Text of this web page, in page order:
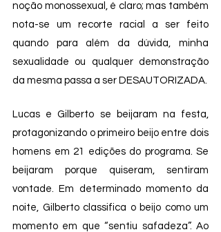
noção monossexual, é claro; mas também
nota-se um recorte racial a ser feito
quando para além da dúvida, minha
sexualidade ou qualquer demonstração
Lucas e Gilberto se beijaram na festa,
protagonizando o primeiro beijo entre dois
homens em 21 edições do programa. Se
beijaram porque quiseram, sentiram
vontade. Em determinado momento da
noite, Gilberto classifica o beijo como um
momento em que “sentiu safadeza”. Ao